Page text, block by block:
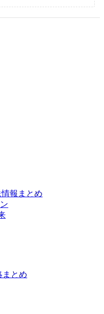
報まとめ
まとめ